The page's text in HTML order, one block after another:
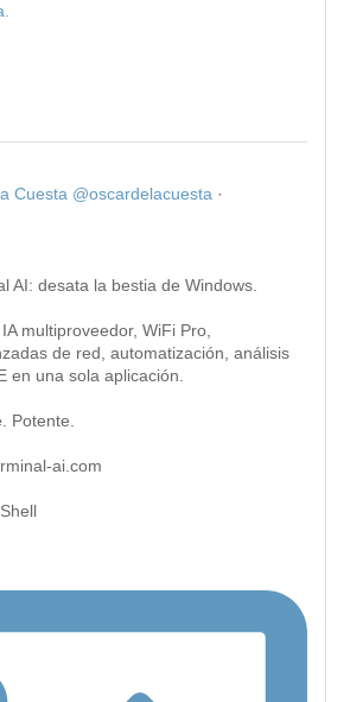
Cuesta @oscardelacuesta ·
AI: desata la bestia de Windows.
multiproveedor, WiFi Pro,
de red, automatización, análisis
en una sola aplicación.
Potente.
ai.com